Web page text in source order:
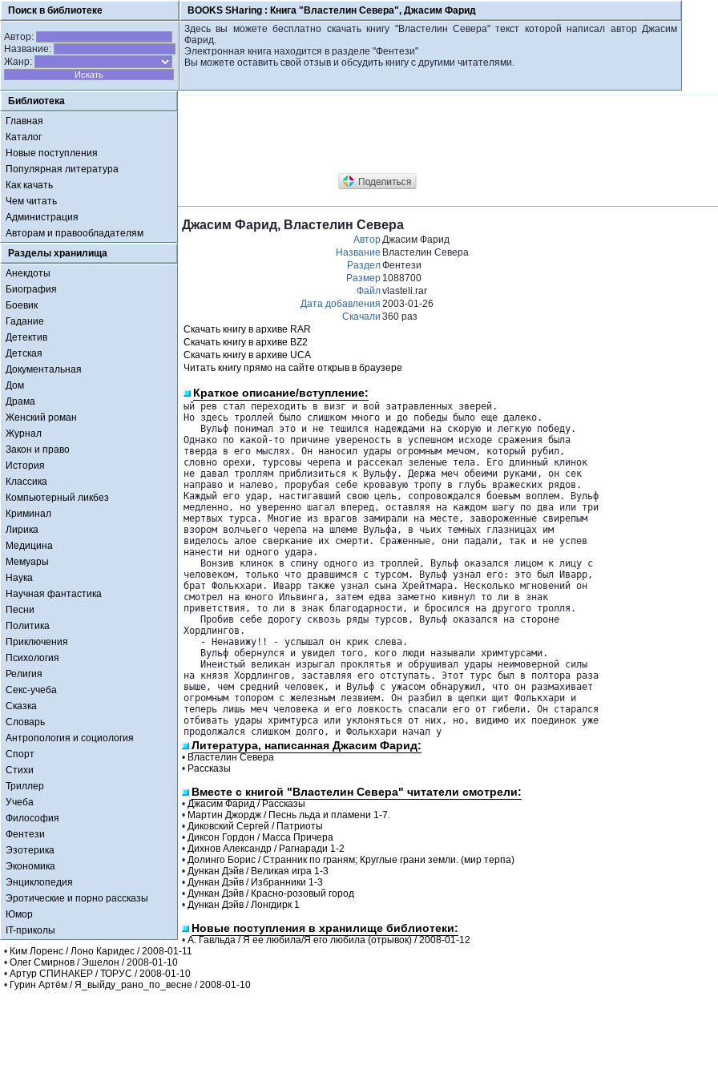
Поиск в библиотеке BOOKS SHaring : Книга "Властелин Севера", Джасим Фарид
Автор:
Название:
Жанр:
Здесь вы можете бесплатно скачать книгу "Властелин Севера" текст которой написал автор Джасим
Фарид.
Электронная книга находится в разделе "Фентези"
Вы можете оставить свой отзыв и обсудить книгу с другими читателями.
Библиотека
Главная
Каталог
Новые поступления
Популярная литература
Как качать
Чем читать
Администрация
Авторам и правообладателям
Разделы хранилища
Анекдоты
Биография
Боевик
Гадание
Детектив
Детская
Документальная
Дом
Драма
Женский роман
Журнал
Закон и право
История
Классика
Компьютерный ликбез
Криминал
Лирика
Медицина
Мемуары
Наука
Научная фантастика
Песни
Политика
Приключения
Психология
Религия
Секс-учеба
Сказка
Словарь
Антропология и социология
Спорт
Стихи
Триллер
Учеба
Философия
Фентези
Эзотерика
Экономика
Энциклопедия
Эротические и порно рассказы
Юмор
IT-приколы
Джасим Фарид, Властелин Севера
АвторДжасим Фарид
Название Властелин Севера
РазделФентези
Размер 1088700
Файлvlasteli.rar
Дата добавления 2003-01-26
Скачали 360 раз
Скачать книгу в архиве RAR
Скачать книгу в архиве BZ2
Скачать книгу в архиве UCA
Читать книгу прямо на сайте открыв в браузере
Краткое описание/вступление:
ый рев стал переходить в визг и вой затравленных зверей.
Но здесь троллей было слишком много и до победы было еще далеко.
   Вульф понимал это и не тешился надеждами на скорую и легкую победу.
Однако по какой-то причине увереность в успешном исходе сражения была
тверда в его мыслях. Он наносил удары огромным мечом, который рубил,
словно орехи, турсовы черепа и рассекал зеленые тела. Его длинный клинок
не давал троллям приблизиться к Вульфу. Держа меч обеими руками, он сек
направо и налево, прорубая себе кровавую тропу в глубь вражеских рядов.
Каждый его удар, настигавший свою цель, сопровождался боевым воплем. Вульф
медленно, но уверенно шагал вперед, оставляя на каждом шагу по два или три
мертвых турса. Многие из врагов замирали на месте, завороженные свирепым
взором волчьего черепа на шлеме Вульфа, в чьих темных глазницах им
виделось алое сверкание их смерти. Сраженные, они падали, так и не успев
нанести ни одного удара.
   Вонзив клинок в спину одного из троллей, Вульф оказался лицом к лицу с
человеком, только что дравшимся с турсом. Вульф узнал его: это был Иварр,
брат Фолькхари. Иварр также узнал сына Хрейтмара. Несколько мгновений он
смотрел на юного Ильвинга, затем едва заметно кивнул то ли в знак
приветствия, то ли в знак благодарности, и бросился на другого тролля.
   Пробив себе дорогу сквозь ряды турсов, Вульф оказался на стороне
Хордлингов.
   - Ненавижу!! - услышал он крик слева.
   Вульф обернулся и увидел того, кого люди называли хримтурсами.
   Инеистый великан изрыгал проклятья и обрушивал удары неимоверной силы
на князя Хордлингов, заставляя его отступать. Этот турс был в полтора раза
выше, чем средний человек, и Вульф с ужасом обнаружил, что он размахивает
огромным топором с железным лезвием. Он разбил в щепки щит Фолькхари и
теперь лишь меч человека и его ловкость спасали его от гибели. Он старался
отбивать удары хримтурса или уклоняться от них, но, видимо их поединок уже
продолжался слишком долго, и Фолькхари начал у
Литература, написанная Джасим Фарид:
• Властелин Севера
• Рассказы
Вместе с книгой "Властелин Севера" читатели смотрели:
• Джасим Фарид / Рассказы
• Мартин Джордж / Песнь льда и пламени 1-7.
• Диковский Сергей / Патриоты
• Диксон Гордон / Масса Причера
• Дихнов Александр / Рагнаради 1-2
• Долинго Борис / Странник по граням; Круглые грани земли. (мир терпа)
• Дункан Дэйв / Великая игра 1-3
• Дункан Дэйв / Избранники 1-3
• Дункан Дэйв / Красно-розовый город
• Дункан Дэйв / Лонгдирк 1
Новые поступления в хранилище библиотеки:
• А. Гавльда / Я ее любила/Я его любила (отрывок) / 2008-01-12
• Ким Лоренс / Лоно Каридес / 2008-01-11
• Олег Смирнов / Эшелон / 2008-01-10
• Артур СПИНАКЕР / ТОРУС / 2008-01-10
• Гурин Артём / Я_выйду_рано_по_весне / 2008-01-10